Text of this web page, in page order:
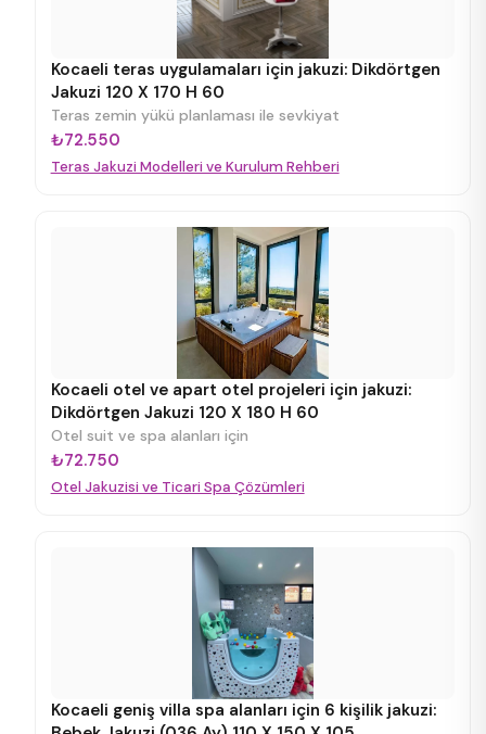
Kocaeli teras uygulamaları için jakuzi: Dikdörtgen
Jakuzi 120 X 170 H 60
Teras zemin yükü planlaması ile sevkiyat
₺72.550
Teras Jakuzi Modelleri ve Kurulum Rehberi
Kocaeli otel ve apart otel projeleri için jakuzi:
Dikdörtgen Jakuzi 120 X 180 H 60
Otel suit ve spa alanları için
₺72.750
Otel Jakuzisi ve Ticari Spa Çözümleri
Kocaeli geniş villa spa alanları için 6 kişilik jakuzi: